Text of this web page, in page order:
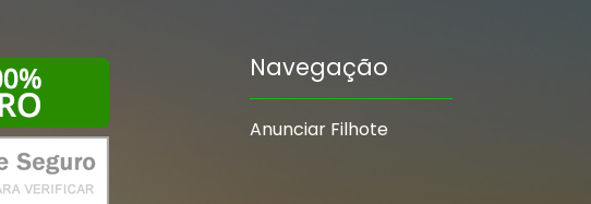
Navegação
Anunciar Filhote